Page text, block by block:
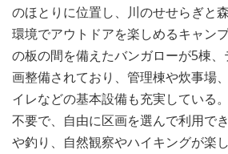
のほとりに位置し、川のせせらぎと
環境でアウトドアを楽しめるキャン
の板の間を備えたバンガローが5棟
画整備されており、管理棟や炊事場
イレなどの基本設備も充実している
不要で、自由に区画を選んで利用で
や釣り、自然観察やハイキングが楽